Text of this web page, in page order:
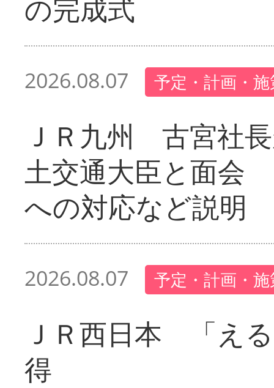
の完成式
2026.08.07 予定・計画・
ＪＲ九州 古宮社
土交通大臣と面会
への対応など説明
2026.08.07 予定・計画・
ＪＲ西日本 「え
得